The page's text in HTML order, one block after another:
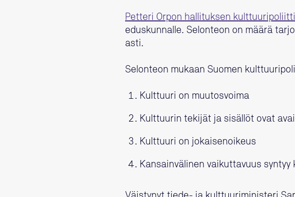
Petteri Orpon hallituksen
eduskunnalle. Selonteon on määrä
asti.
Selonteon mukaan Suomen
Kulttuuri on muutosvoima
Kulttuurin tekijät ja sisällöt ovat
Kulttuuri on jokaisenoikeus
Kansainvälinen vaikuttavuus